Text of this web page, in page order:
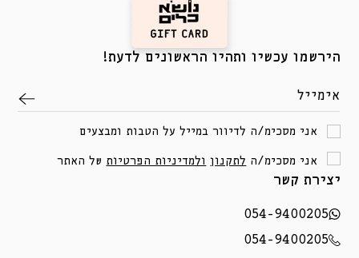
יצירת קשר
054-9400205
054-9400205
הירשמו עכשיו ותהיו הראשונים לדעת!
אימייל
אני מסכימ/ה לדיוור במייל על הטבות ומבצעים
אני מסכימ/ה לתקנון ולמדיניות הפרטיות של האתר